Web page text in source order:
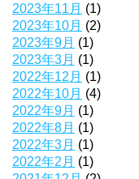
2023年11月 (1)
2023年10月 (2)
2023年9月 (1)
2023年3月 (1)
2022年12月 (1)
2022年10月 (4)
2022年9月 (1)
2022年8月 (1)
2022年3月 (1)
2022年2月 (1)